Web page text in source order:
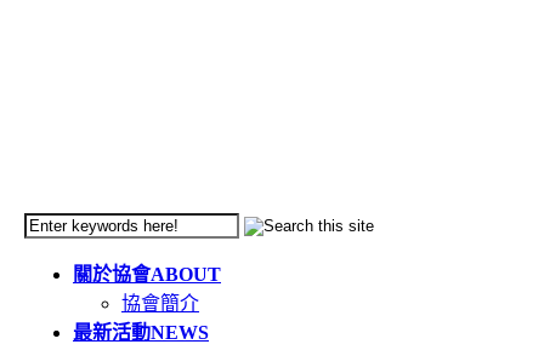
關於協會ABOUT
協會簡介
最新活動NEWS